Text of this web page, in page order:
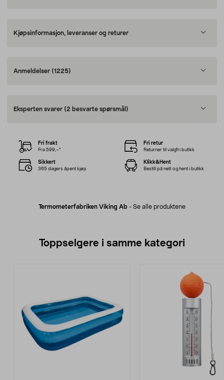
Kjøpsinformasjon, leveranser og returer
Anmeldelser (1225)
Eksperten svarer (2 besvarte spørsmål)
Termometerfabriken Viking Ab - Se alle produktene
Fri frakt
Fra 599,–*
Fri retur
Returner til valgfri butikk
Sikkert
365 dagers åpent kjøp
Klikk&Hent
Bestill på nett og hent i butikk
Toppselgere i samme kategori